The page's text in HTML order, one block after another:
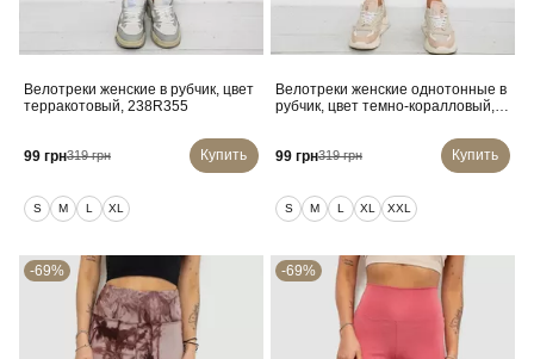
Велотреки женские в рубчик, цвет
терракотовый, 238R355
99 грн319 грн Купить
S M L XL
Велотреки женские однотонные в
рубчик, цвет темно-коралловый,
99 грн319 грн Купить
S M L XL XXL
-69% -69%